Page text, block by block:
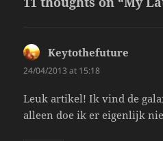
Keytothefuture
24/04/2013 at 15:18
Leuk artikel! Ik vind de
alleen doe ik er eigenlijk